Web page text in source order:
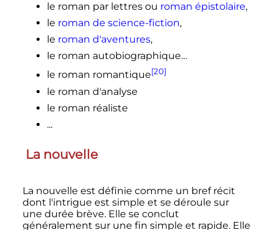
le roman par lettres ou roman épistolaire,
le roman de science-fiction,
le roman d'aventures,
le roman autobiographique…
le roman romantique[20]
le roman d'analyse
le roman réaliste
...
La nouvelle
La nouvelle est définie comme un bref récit
dont l'intrigue est simple et se déroule sur
une durée brève. Elle se conclut
généralement sur une fin simple et rapide. Elle